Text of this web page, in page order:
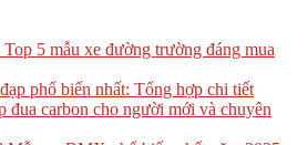
5 mẫu xe đường trường đáng mua
phổ biến nhất: Tổng hợp chi tiết
đua carbon cho người mới và chuyên